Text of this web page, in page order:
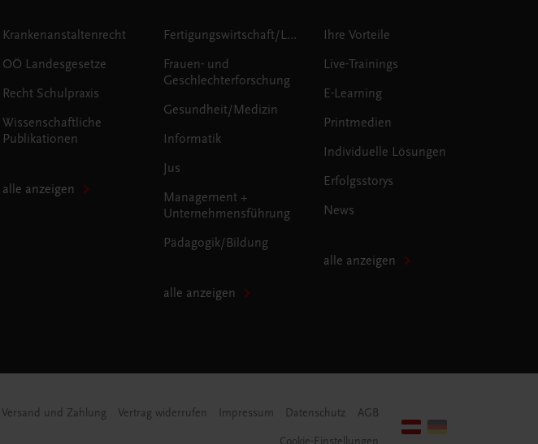
Krankenanstaltenrecht
OÖ Landesgesetze
Recht Schulpraxis
Wissenschaftliche
Publikationen
alle anzeigen
Fertigungswirtschaft/Logistik
Frauen- und
Geschlechterforschung
Gesundheit/Medizin
Informatik
Jus
Management +
Unternehmensführung
Pädagogik/Bildung
alle anzeigen
Ihre Vorteile
Live-Trainings
E-Learning
Printmedien
Individuelle Lösungen
Erfolgsstorys
News
alle anzeigen
Versand und Zahlung Vertrag widerrufen Impressum Datenschutz AGB
Cookie-Einstellungen